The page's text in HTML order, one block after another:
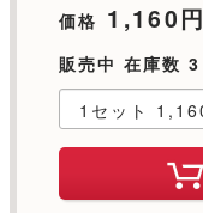
価格 1,160円
販売中 在庫数 3